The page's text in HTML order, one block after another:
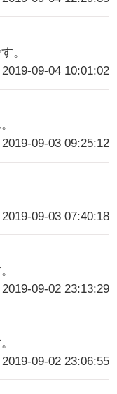
。
2019-09-04 10:01:02
2019-09-03 09:25:12
2019-09-03 07:40:18
2019-09-02 23:13:29
2019-09-02 23:06:55